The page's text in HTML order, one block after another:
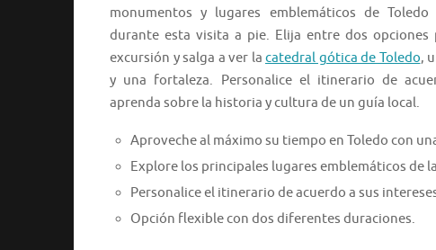
monumentos y lugares emblemáticos de
durante esta visita a pie. Elija entre dos opciones
excursión y salga a ver la catedral gótica de Toledo,
y una fortaleza. Personalice el itinerario de
aprenda sobre la historia y cultura de un guía local.
Aproveche al máximo su tiempo en Toledo con
Explore los principales lugares emblemáticos de
Personalice el itinerario de acuerdo a sus
Opción flexible con dos diferentes duraciones.